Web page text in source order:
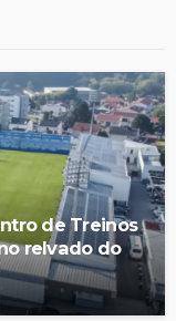
de Treinos
relvado do